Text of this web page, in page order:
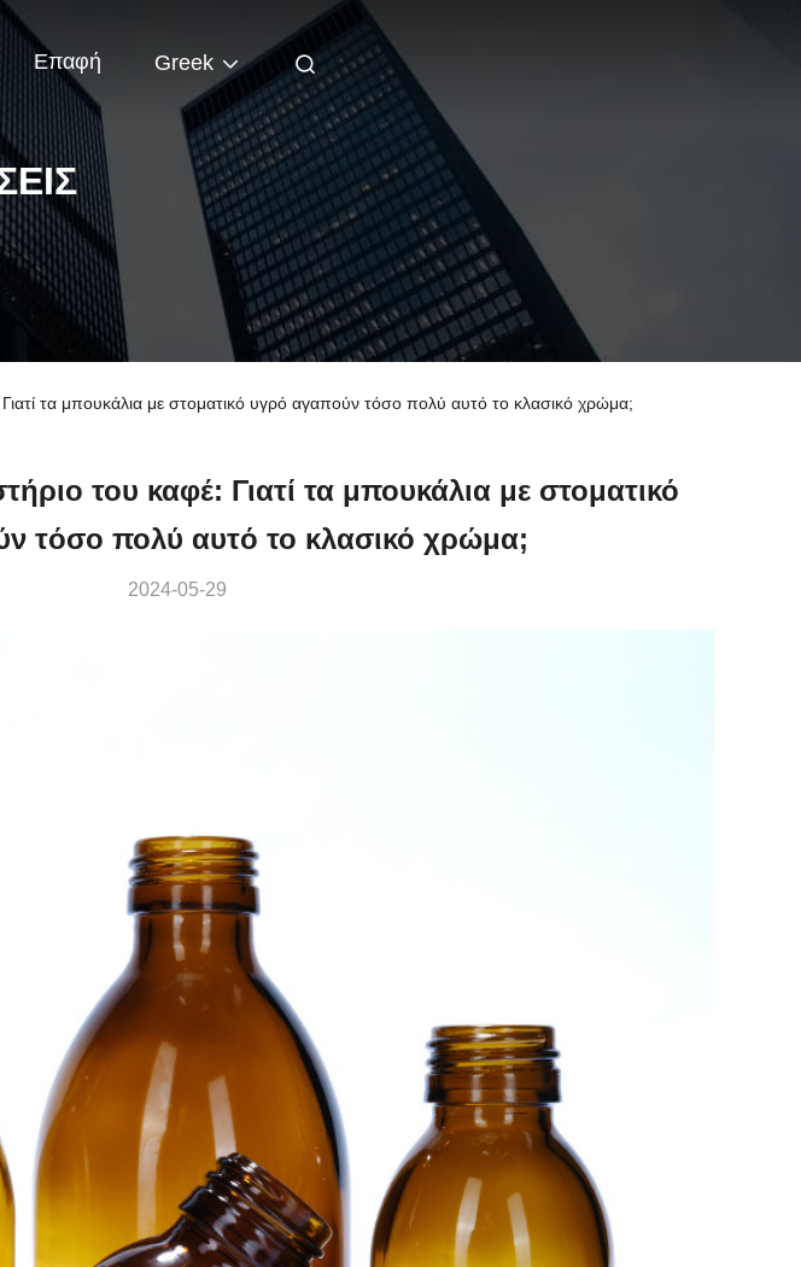
Επαφή Greek
τα μπουκάλια με στοματικό υγρό αγαπούν τόσο πολύ αυτό το κλασικό χρώμα;
του καφέ: Γιατί τα μπουκάλια με στοματικό
τόσο πολύ αυτό το κλασικό χρώμα;
2024-05-29